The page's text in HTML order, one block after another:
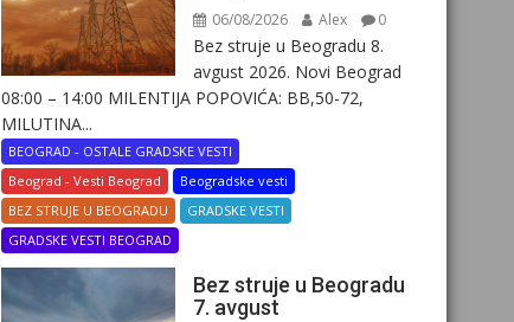
06/08/2026 Alex 0
Bez struje u Beogradu 8.
avgust 2026. Novi Beograd
08:00 – 14:00 MILENTIJA POPOVIĆA: BB,50-72,
MILUTINA...
BEOGRAD - OSTALE GRADSKE VESTI
Beograd - Vesti Beograd
Beogradske vesti
BEZ STRUJE U BEOGRADU
GRADSKE VESTI
GRADSKE VESTI BEOGRAD
Bez struje u Beogradu
7. avgust